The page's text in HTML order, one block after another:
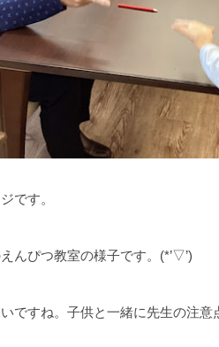
です。
んぴつ教室の様子です。(*’▽’)
ですね。子供と一緒に先生の注意